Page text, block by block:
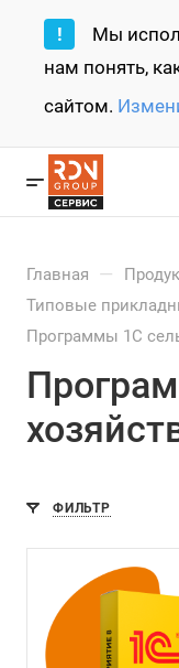
! Мы
нам понять,
сайтом.
Главная —
Типовые
Программы 1С
ФИЛЬТР